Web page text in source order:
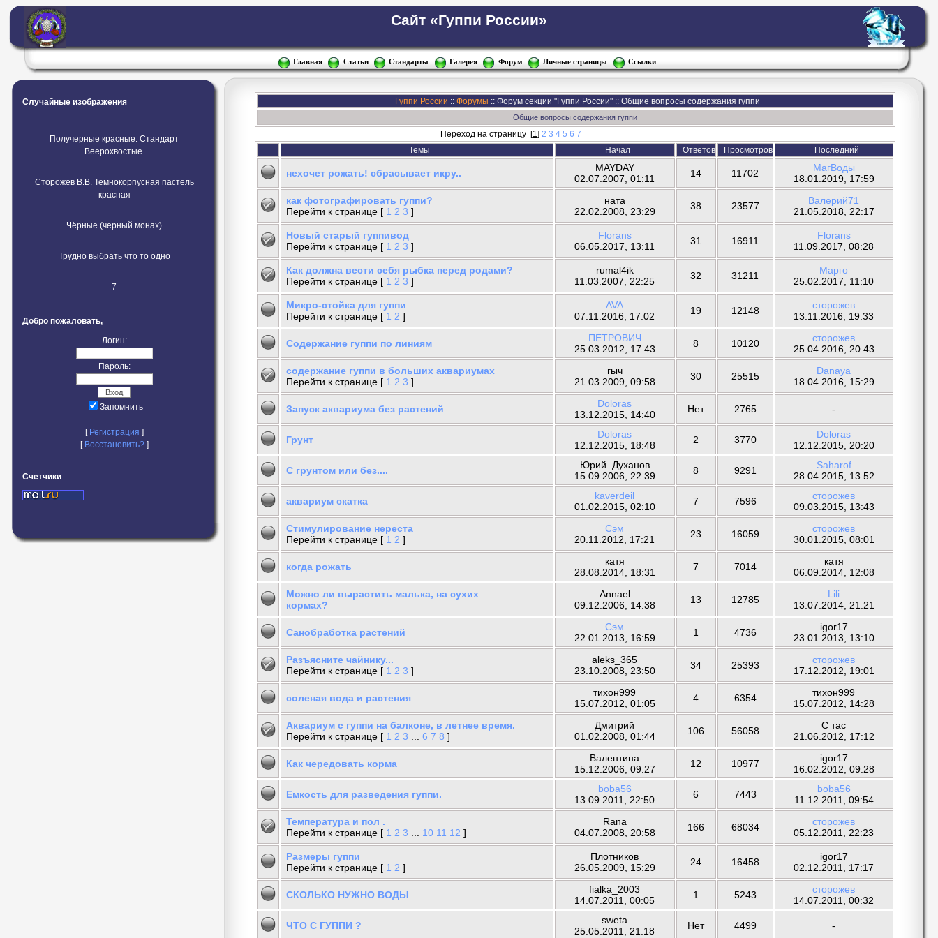
Сайт «Гуппи России»
Главная Статьи Стандарты Галерея Форум Личные страницы Ссылки
Случайные изображения
Получерные красные. Стандарт
Веерохвостые.
Сторожев В.В. Темнокорпусная пастель
красная
Чёрные (черный монах)
Трудно выбрать что то одно
7
Добро пожаловать,
Логин:
Пароль:
Запомнить
[ Регистрация ]
[ Восстановить?]
Счетчики
Гуппи России ::Форумы :: Форум секции "Гуппи России" :: Общие вопросы содержания гуппи
Общие вопросы содержания гуппи
Переход на страницу [1 ] 2 3 4 5 6 7
Темы
Начал Ответов Просмотров Последний
нехочет рожать! сбрасывает икру..
MAYDAY
02.07.2007, 01:11
14 11702
МагВоды
18.01.2019, 17:59
как фотографировать гуппи?
Перейти к странице [ 1 2 3 ]
ната
22.02.2008, 23:29
38 23577
Валерий71
21.05.2018, 22:17
Новый старый гуппивод
Перейти к странице [ 1 2 3 ]
Florans
06.05.2017, 13:11
31 16911
Florans
11.09.2017, 08:28
Как должна вести себя рыбка перед родами?
Перейти к странице [ 1 2 3 ]
rumal4ik
11.03.2007, 22:25
32 31211
Марго
25.02.2017, 11:10
Микро-стойка для гуппи
Перейти к странице [ 1 2 ]
AVA
07.11.2016, 17:02
19 12148
сторожев
13.11.2016, 19:33
Содержание гуппи по линиям
ПЕТРОВИЧ
25.03.2012, 17:43
8 10120
сторожев
25.04.2016, 20:43
содержание гуппи в больших аквариумах
Перейти к странице [ 1 2 3 ]
гыч
21.03.2009, 09:58
30 25515
Danaya
18.04.2016, 15:29
Запуск аквариума без растений
Doloras
13.12.2015, 14:40
Нет 2765 -
Грунт
Doloras
12.12.2015, 18:48
2 3770
Doloras
12.12.2015, 20:20
С грунтом или без....
Юрий_Духанов
15.09.2006, 22:39
8 9291
Saharof
28.04.2015, 13:52
аквариум скатка
kaverdeil
01.02.2015, 02:10
7 7596
сторожев
09.03.2015, 13:43
Стимулирование нереста
Перейти к странице [ 1 2 ]
Сэм
20.11.2012, 17:21
23 16059
сторожев
30.01.2015, 08:01
когда рожать
катя
28.08.2014, 18:31
7 7014
катя
06.09.2014, 12:08
Можно ли вырастить малька, на сухих
кормах?
Annael
09.12.2006, 14:38
13 12785
Lili
13.07.2014, 21:21
Санобработка растений
Сэм
22.01.2013, 16:59
1 4736
igor17
23.01.2013, 13:10
Разъясните чайнику...
Перейти к странице [ 1 2 3 ]
aleks_365
23.10.2008, 23:50
34 25393
сторожев
17.12.2012, 19:01
соленая вода и растения
тихон999
15.07.2012, 01:05
4 6354
тихон999
15.07.2012, 14:28
Аквариум с гуппи на балконе, в летнее время.
Перейти к странице [ 1 2 3 6 7 8 ]
Дмитрий
01.02.2008, 01:44
106 56058
С тас
21.06.2012, 17:12
Как чередовать корма
Валентина
15.12.2006, 09:27
12 10977
igor17
16.02.2012, 09:28
Емкость для разведения гуппи.
boba56
13.09.2011, 22:50
6 7443
boba56
11.12.2011, 09:54
Температура и пол .
Перейти к странице [ 1 2 3 10 11 12 ]
Rana
04.07.2008, 20:58
166 68034
сторожев
05.12.2011, 22:23
Размеры гуппи
Перейти к странице [ 1 2 ]
Плотников
26.05.2009, 15:29
24 16458
igor17
02.12.2011, 17:17
СКОЛЬКО НУЖНО ВОДЫ
fialka_2003
14.07.2011, 00:05
1 5243
сторожев
14.07.2011, 00:32
ЧТО С ГУППИ ?
sweta
25.05.2011, 21:18
Нет 4499 -